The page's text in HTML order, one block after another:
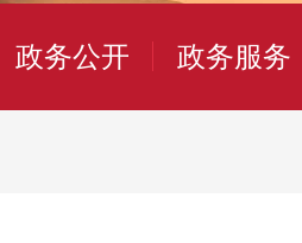
政务公开 政务服务